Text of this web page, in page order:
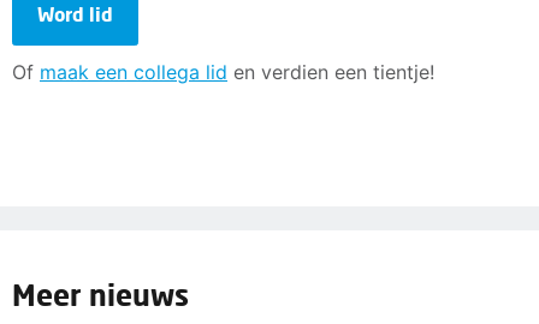
Word lid
Of maak een collega lid en verdien een tientje!
Meer nieuws